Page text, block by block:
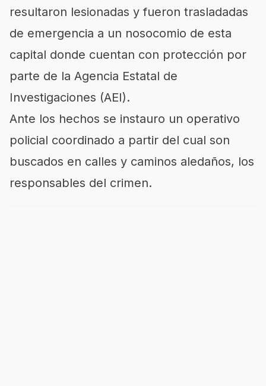
resultaron lesionadas y fueron trasladadas
de emergencia a un nosocomio de esta
capital donde cuentan con protección por
parte de la Agencia Estatal de
Investigaciones (AEI).
Ante los hechos se instauro un operativo
policial coordinado a partir del cual son
buscados en calles y caminos aledaños, los
responsables del crimen.